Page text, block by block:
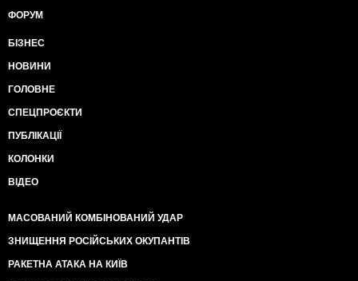
ФОРУМ
БІЗНЕС
НОВИНИ
ГОЛОВНЕ
СПЕЦПРОЄКТИ
ПУБЛІКАЦІЇ
КОЛОНКИ
ВІДЕО
МАСОВАНИЙ КОМБІНОВАНИЙ УДАР
ЗНИЩЕННЯ РОСІЙСЬКИХ ОКУПАНТІВ
РАКЕТНА АТАКА НА КИЇВ